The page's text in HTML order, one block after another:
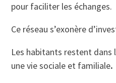
pour faciliter les échanges.
Ce réseau s’exonère
Les habitants restent dans
une vie sociale et familiale.